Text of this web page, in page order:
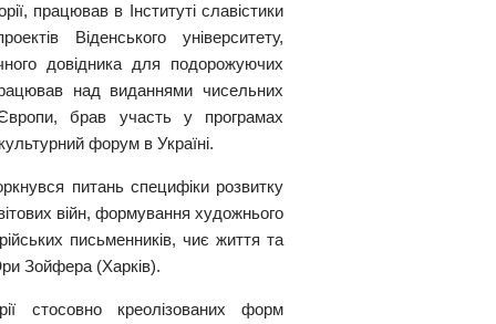
працював в Інституті славістики
Віденського університету,
довідника для подорожуючих
над виданнями чисельних
Європи, брав участь у програмах
форум в Україні.
питань специфіки розвитку
війн, формування художнього
письменників, чиє життя та
Зойфера (Харків).
стосовно креолізованих форм